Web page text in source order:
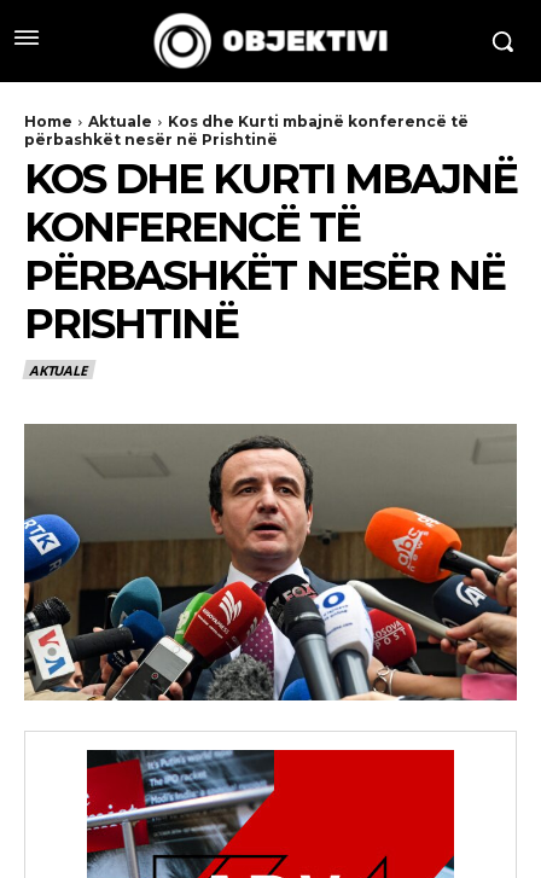
Home Aktuale
Kos dhe Kurti mbajnë konferencë të
përbashkët nesër në Prishtinë
KOS DHE KURTI MBAJNË
KONFERENCË TË
PËRBASHKËT NESËR NË
PRISHTINË
AKTUALE